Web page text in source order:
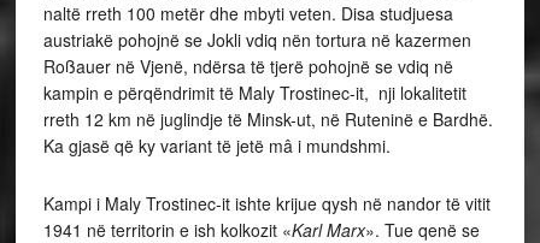
naltë rreth 100 metër dhe mbyti veten. Disa studjuesa
austriakë pohojnë se Jokli vdiq nën tortura në kazermen
Roßauer në Vjenë, ndërsa të tjerë pohojnë se vdiq në
kampin e përqëndrimit të Maly Trostinec-it, nji lokalitetit
rreth 12 km në juglindje të Minsk-ut, në Ruteninë e Bardhë.
Ka gjasë që ky variant të jetë mâ i mundshmi.
Kampi i Maly Trostinec-it ishte krijue qysh në nandor të vitit
1941 në territorin e ish kolkozit «Karl Marx». Tue qenë se